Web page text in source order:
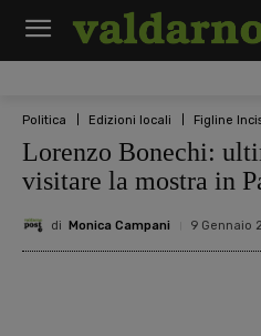
Politica Edizioni locali Figline
Lorenzo Bonechi:
visitare la mostra in
di Monica Campani 9 Gennaio